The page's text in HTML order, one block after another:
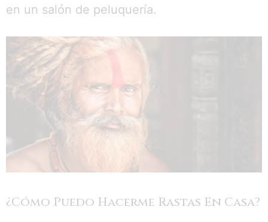
en un salón de peluquería.
¿Cómo Puedo Hacerme Rastas En Casa?